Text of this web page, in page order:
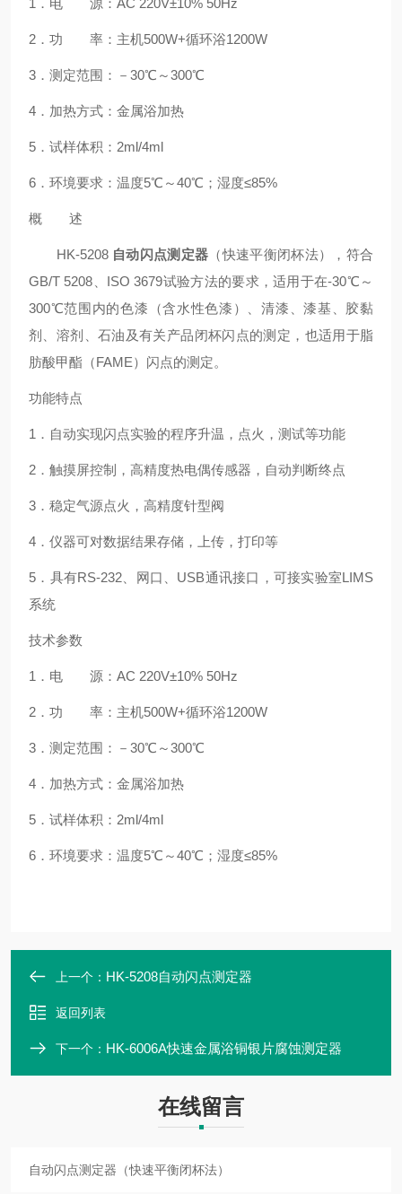
1 ．电 源： AC 220V±10% 50Hz
2 ．功 率：主机500W+循环浴1200W
3 ．测定范围：－ 30℃～300℃
4 ．加热方式：金属浴加热
5 ．试样体积： 2ml/4ml
6 ．环境要求：温度5℃～40℃；湿度≤85%
概 述
HK-5208 自动闪点测定器 （快速平衡闭杯法），符合
GB/T 5208
ISO 3679试验方法的要求，适用于在-30℃～
300℃范围内的色漆（含水性色漆）、清漆、漆基、胶黏
剂、溶剂、石油及有关产品闭杯闪点的测定，也适用于脂
肪酸甲酯（FAME）闪点的测定。
功能特点
1 ．自动实现闪点实验的程序升温，点火，测试等功能
2 ．触摸屏控制，高精度热电偶传感器，自动判断终点
3 ．稳定气源点火，高精度针型阀
4 ．仪器可对数据结果存储，上传，打印等
5 ．具有RS-232 、网口、 USB通讯接口，可接实验室LIMS
系统
技术参数
1 ．电 源： AC 220V±10% 50Hz
2 ．功 率：主机500W+循环浴1200W
3 ．测定范围：－ 30℃～300℃
4 ．加热方式：金属浴加热
5 ．试样体积： 2ml/4ml
6 ．环境要求：温度5℃～40℃；湿度≤85%
上一个： HK-5208自动闪点测定器
返回列表
下一个： HK-6006A快速金属浴铜银片腐蚀测定器
在线留言